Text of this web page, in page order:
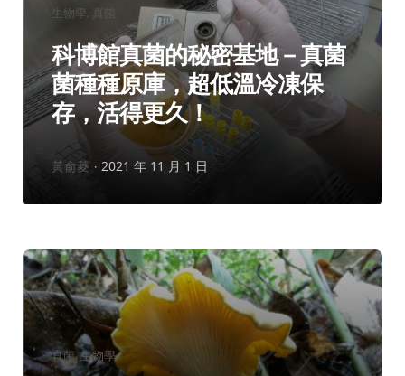
分
類：
生物學 真菌
科博館真菌的秘密基地－真菌
菌種種原庫，超低溫冷凍保
存，活得更久！
作
黃俞菱 2021 年 11 月 1 日
分
類：
真菌 生物學